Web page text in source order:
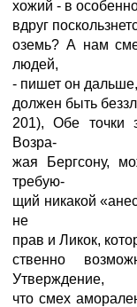
хожий - в
вдруг
оземь? А нам
людей,
- пишет он
должен быть
201), Обе точки
Возра-
жая Бергсону,
требую-
щий никакой
не
прав и Ликок,
ственно
Утверждение,
что смех